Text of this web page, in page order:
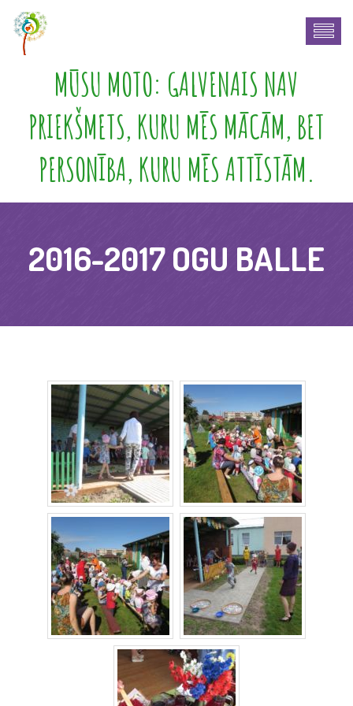
MŪSU MOTO: GALVENAIS NAV
PRIEKŠMETS, KURU MĒS MĀCĀM, BET
PERSONĪBA, KURU MĒS ATTĪSTĀM.
2016-2017 OGU BALLE